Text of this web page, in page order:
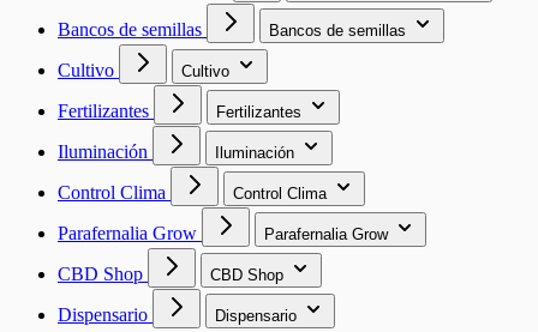
Bancos de semillas Bancos de semillas
Cultivo Cultivo
Fertilizantes Fertilizantes
Iluminación Iluminación
Control Clima Control Clima
Parafernalia Grow Parafernalia Grow
CBD Shop CBD Shop
Dispensario Dispensario